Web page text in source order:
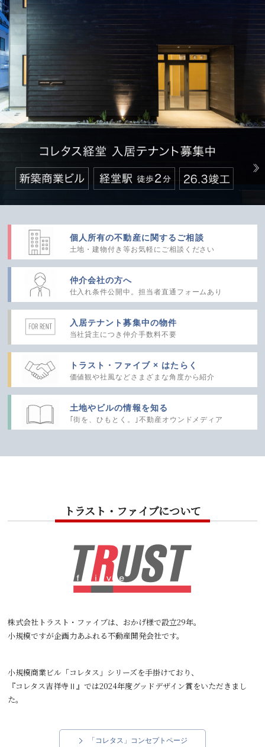
個人所有の不動産に 関するご相談
土地・建物付き等お気軽にご相談ください
仲介会社の方へ
仕入れ条件公開中。 担当者直通フォームあり
入居テナント募集中の物件
当社貸主につき仲介手数料不要
トラスト・ファイブ× はたらく
価値観や社風などさまざまな角度から紹介
土地やビルの情報を知る
｢街を、ひもとく。｣不動産オウンドメディア
トラスト・ファイブについて
株式会社トラスト・ファイブは、おかげ様で設立29年。
小規模ですが企画力あふれる不動産開発会社です。
小規模商業ビル「コレタス」シリーズを手掛けており、
『コレタス吉祥寺Ⅱ』では2024年度グッドデザイン賞をいただきまし
た。
「コレタス」コンセプトページ